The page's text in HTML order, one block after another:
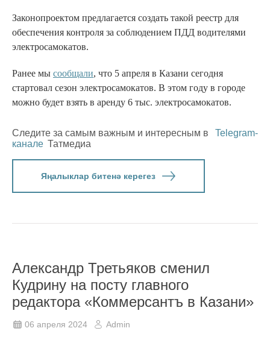
Законопроектом предлагается создать такой реестр для
обеспечения контроля за соблюдением ПДД водителями
электросамокатов.
Ранее мы сообщали, что 5 апреля в Казани сегодня
стартовал сезон электросамокатов. В этом году в городе
можно будет взять в аренду 6 тыс. электросамокатов.
Следите за самым важным и интересным в
Telegram-
канале Татмедиа
Яңалыклар битенә керегез
Александр Третьяков сменил
Кудрину на посту главного
редактора «Коммерсантъ в Казани»
06 апреля 2024 Admin